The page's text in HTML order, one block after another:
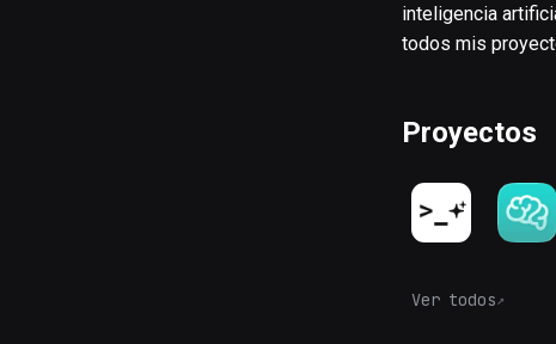
inteligencia
todos mis
Proyectos
Ver todos